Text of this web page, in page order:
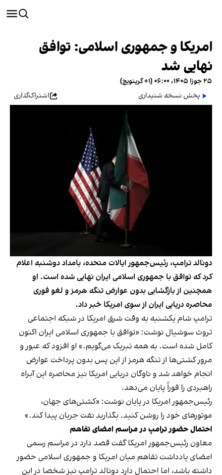
امریکا و جمهوری اسلامی: توافق
نهایی شد
۲۵ جوزا ۱۴۰۵، ۰۶:۰۰ (‎+۱ گرینویچ)
پخش نسخه شنیداری
اشتراک‌گذاری
دونالد ترامپ، رئیس‌جمهور ایالات متحده، بامداد دوشنبه اعلام
کرد که توافق با جمهوری اسلامی ایران نهایی شده است. او
همچنین از بازگشایی بدون عوارض تنگه هرمز و لغو فوری
محاصره دریایی ایران از سوی امریکا خبر داد.
ترامپ شام یکشنبه به وقت شرق امریکا در شبکه اجتماعی
تروث سوشیال نوشت: «توافق با جمهوری اسلامی ایران اکنون
کامل شده است. به همه تبریک می‌گویم.» او افزود که عبور و
مرور کشتی‌ها از تنگه هرمز از این پس بدون پرداخت عوارض
انجام خواهد شد و ناوگان دریایی امریکا نیز محاصره این آبراه
راهبردی را فوراً پایان می‌دهد.
رئیس‌جمهور امریکا در پایان نوشت: «کشتی‌های جهان،
موتورهای خود را روشن کنید. بگذارید نفت جریان پیدا کند.»
احتمال حضور ترامپ در مراسم امضای تفاهم
معاون رئیس‌جمهور امریکا گفت قصد دارد در مراسم رسمی
امضای یادداشت تفاهم میان امریکا و جمهوری اسلامی حضور
داشته باشد، اما احتمال دارد دونالد ترامپ نیز شخصا در این